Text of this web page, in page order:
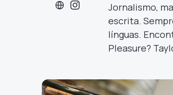
Jornalismo,
escrita.
línguas.
Pleasure?